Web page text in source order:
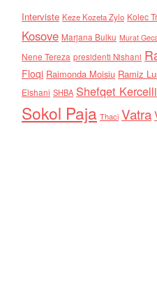
Interviste Keze Kozeta Zylo Kolec
Kosove Marjana Bulku Murat
Nene Tereza presidenti Nishani
Floqi Raimonda Moisiu Ramiz
Elshani SHBA Shefqet Kercelli
Sokol Paja Thaci Vatra